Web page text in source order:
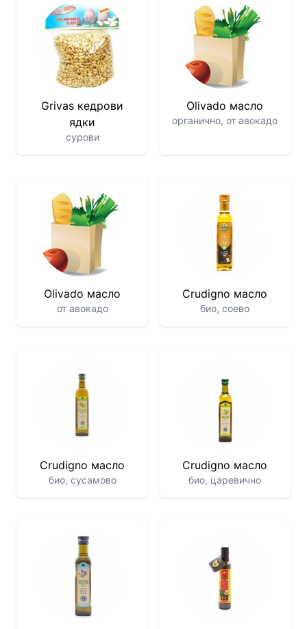
Grivas кедрови
ядки
сурови
Olivado масло
органично, от авокадо
Olivado масло
от авокадо
Crudigno масло
био, соево
Crudigno масло
био, сусамово
Crudigno масло
био, царевично